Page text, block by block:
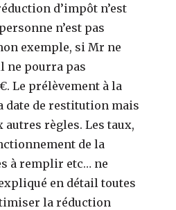
d’impôt n’est
n’est pas
exemple, si Mr ne
ne pourra pas
Le prélèvement à la
date de restitution mais
autres règles. Les taux,
de la
à remplir etc… ne
en détail toutes
la réduction